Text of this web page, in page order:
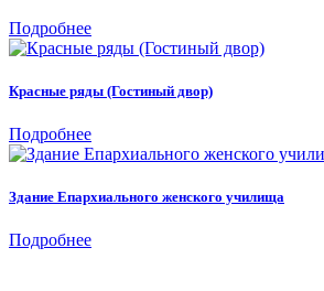
Подробнее
Красные ряды (Гостиный двор)
Подробнее
Здание Епархиального женского училища
Подробнее